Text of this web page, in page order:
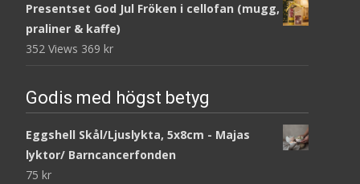
Presentset God Jul Fröken i cellofan (mugg,
praliner & kaffe)
352 Views 369 kr
Godis med högst betyg
Eggshell Skål/Ljuslykta, 5x8cm - Majas
lyktor/ Barncancerfonden
75 kr